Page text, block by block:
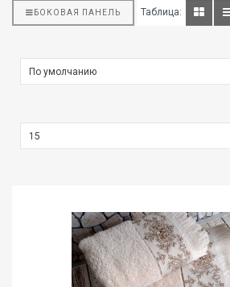
БОКОВАЯ ПАНЕЛЬ Таблица: